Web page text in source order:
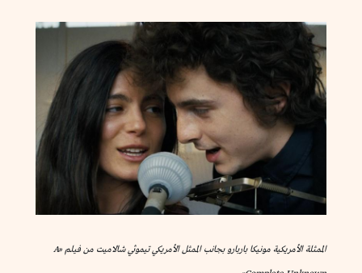
الممثلة الأمريكية مونيكا باربارو بجانب الممثل الأمريكي تيموثي شالاميت من فيلم «A